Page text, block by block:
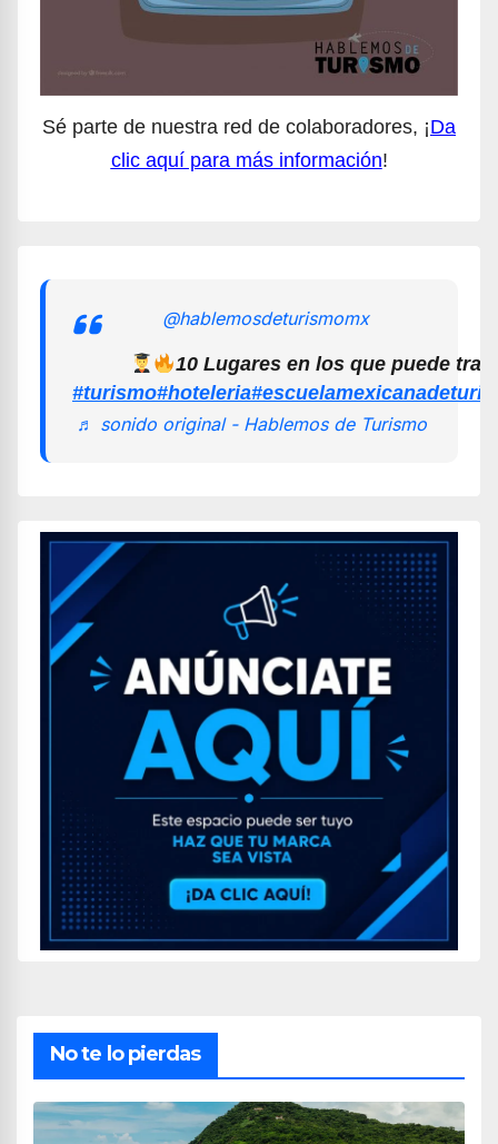
Sé parte de nuestra red de colaboradores, ¡Da
clic aquí para más información!
@hablemosdeturismomx
10 Lugares en los que puede
#turismo#hoteleria
♬ sonido original - Hablemos de Turismo
No te lo pierdas